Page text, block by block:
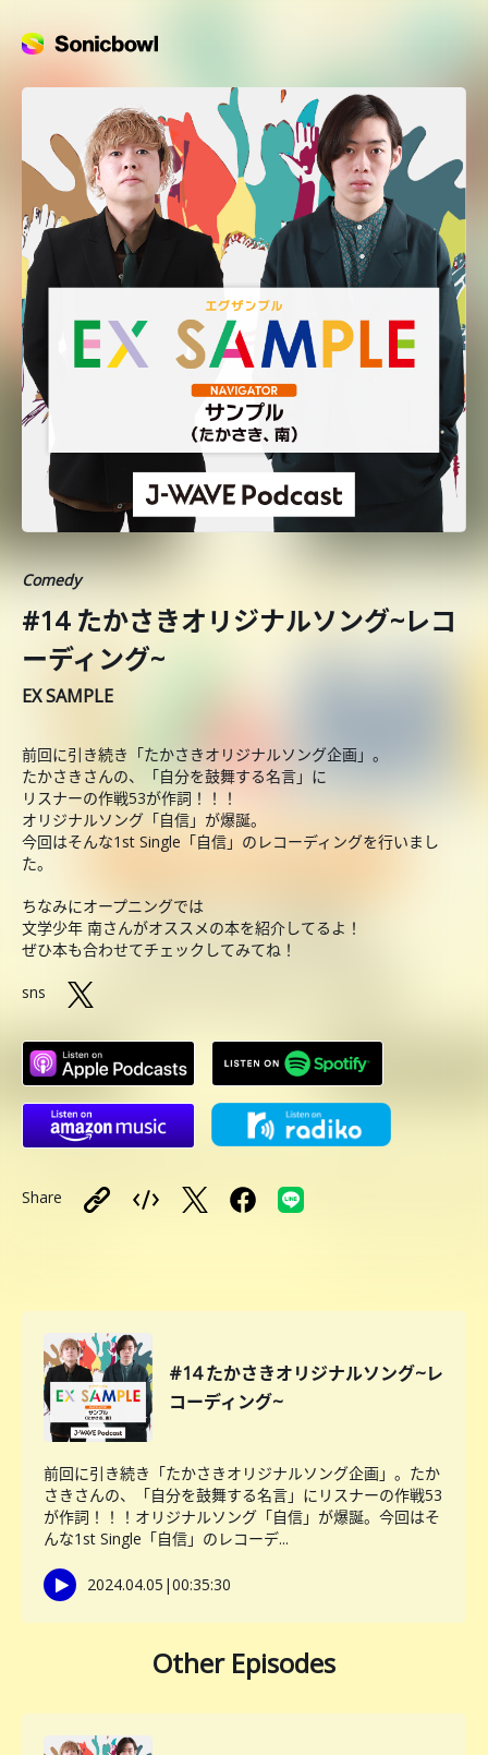
Comedy
#14 たかさきオリジナルソング~レコ
ーディング~
EX SAMPLE
前回に引き続き「たかさきオリジナルソング企画」。
たかさきさんの、「自分を鼓舞する名言」に
リスナーの作戦53が作詞！！！
オリジナルソング「自信」が爆誕。
今回はそんな1st Single「自信」のレコーディングを行いまし
た。
ちなみにオープニングでは
文学少年 南さんがオススメの本を紹介してるよ！
ぜひ本も合わせてチェックしてみてね！
sns
Share
#14 たかさきオリジナルソング~レ
コーディング~
前回に引き続き「たかさきオリジナルソング企画」。たか
さきさんの、「自分を鼓舞する名言」にリスナーの作戦53
が作詞！！！オリジナルソング「自信」が爆誕。今回はそ
んな1st Single「自信」のレコーデ...
2024.04.05 |00:35:30
Other Episodes